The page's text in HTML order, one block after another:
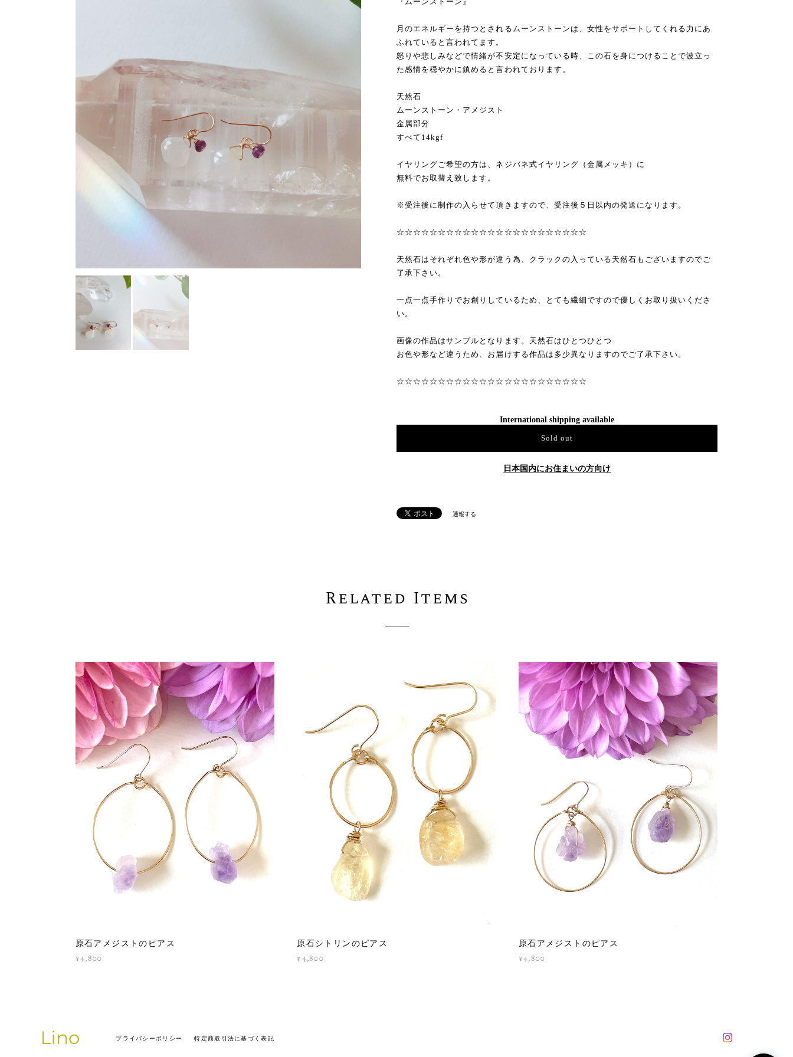
月のエネルギーを持つとされるムーンストーンは、女性をサポートしてくれる力にあ
ふれていると言われてます。
怒りや悲しみなどで情緒が不安定になっている時、この石を身につけることで波立っ
た感情を穏やかに鎮めると言われております。
天然石
ムーンストーン・アメジスト
金属部分
すべて14kgf
イヤリングご希望の方は、ネジバネ式イヤリング（金属メッキ）に
無料でお取替え致します。
※受注後に制作の入らせて頂きますので、受注後５日以内の発送になります。
☆☆☆☆☆☆☆☆☆☆☆☆☆☆☆☆☆☆☆☆☆☆☆
天然石はそれぞれ色や形が違う為、クラックの入っている天然石もございますのでご
了承下さい。
一点一点手作りでお創りしているため、とても繊細ですので優しくお取り扱いくださ
い。
画像の作品はサンプルとなります。天然石はひとつひとつ
お色や形など違うため、お届けする作品は多少異なりますのでご了承下さい。
☆☆☆☆☆☆☆☆☆☆☆☆☆☆☆☆☆☆☆☆☆☆☆
International shipping available
Sold out
日本国内にお住まいの方向け
通報する
Related Items
原石アメジストのピアス
¥4,800
原石シトリンのピアス
¥4,800
原石アメジストのピアス
¥4,800
プライバシーポリシー 特定商取引法に基づく表記